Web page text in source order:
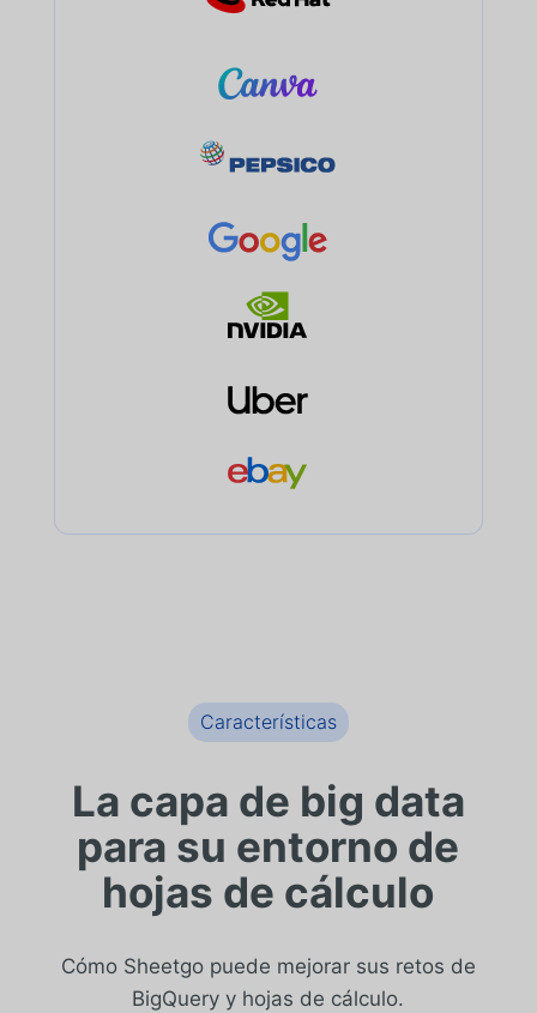
Características
La capa de big data
para su entorno de
hojas de cálculo
Cómo Sheetgo puede mejorar sus retos de
BigQuery y hojas de cálculo.